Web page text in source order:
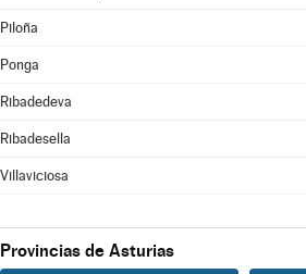
Piloña
Ponga
Ribadedeva
Ribadesella
Villaviciosa
Provincias de Asturias